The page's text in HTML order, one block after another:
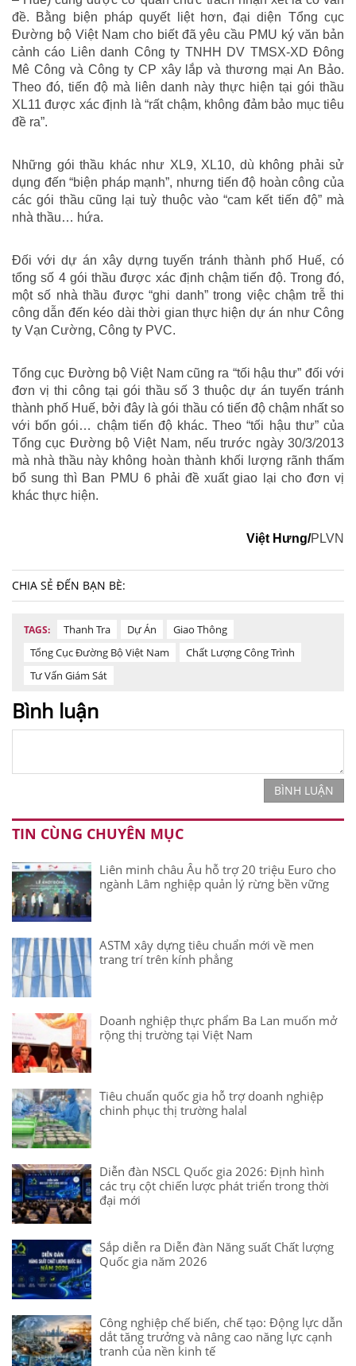
đề. Bằng biện pháp quyết liệt hơn, đại diện Tổng cục
Đường bộ Việt Nam cho biết đã yêu cầu PMU ký văn bản
cảnh cáo Liên danh Công ty TNHH DV TMSX-XD Đông
Mê Công và Công ty CP xây lắp và thương mại An Bảo.
Theo đó, tiến độ mà liên danh này thực hiện tại gói thầu
XL11 được xác định là “rất chậm, không đảm bảo mục tiêu
đề ra”.
Những gói thầu khác như XL9, XL10, dù không phải sử
dụng đến “biện pháp mạnh”, nhưng tiến độ hoàn công của
các gói thầu cũng lại tuỳ thuộc vào “cam kết tiến độ” mà
nhà thầu… hứa.
Đối với dự án xây dựng tuyến tránh thành phố Huế, có
tổng số 4 gói thầu được xác định chậm tiến độ. Trong đó,
một số nhà thầu được “ghi danh” trong việc chậm trễ thi
công dẫn đến kéo dài thời gian thực hiện dự án như Công
ty Vạn Cường, Công ty PVC.
Tổng cục Đường bộ Việt Nam cũng ra “tối hậu thư” đối với
đơn vị thi công tại gói thầu số 3 thuộc dự án tuyến tránh
thành phố Huế, bởi đây là gói thầu có tiến độ chậm nhất so
với bốn gói… chậm tiến độ khác. Theo “tối hậu thư” của
Tổng cục Đường bộ Việt Nam, nếu trước ngày 30/3/2013
mà nhà thầu này không hoàn thành khối lượng rãnh thấm
bổ sung thì Ban PMU 6 phải đề xuất giao lại cho đơn vị
khác thực hiện.
Việt Hưng/PLVN
CHIA SẺ ĐẾN BẠN BÈ:
TAGS: Thanh Tra Dự Án
Giao Thông
Tổng Cục Đường Bộ Việt Nam
Chất Lượng Công Trình
Tư Vấn Giám Sát
Bình luận
BÌNH LUẬN
TIN CÙNG CHUYÊN MỤC
Liên minh châu Âu hỗ trợ 20 triệu Euro cho
ngành Lâm nghiệp quản lý rừng bền vững
ASTM xây dựng tiêu chuẩn mới về men
trang trí trên kính phẳng
Doanh nghiệp thực phẩm Ba Lan muốn mở
rộng thị trường tại Việt Nam
Tiêu chuẩn quốc gia hỗ trợ doanh nghiệp
chinh phục thị trường halal
Diễn đàn NSCL Quốc gia 2026: Định hình
các trụ cột chiến lược phát triển trong thời
đại mới
Sắp diễn ra Diễn đàn Năng suất Chất lượng
Quốc gia năm 2026
Công nghiệp chế biến, chế tạo: Động lực dẫn
dắt tăng trưởng và nâng cao năng lực cạnh
tranh của nền kinh tế